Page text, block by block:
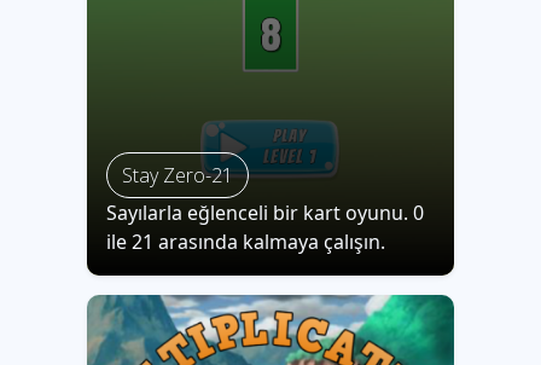
Stay Zero-21
Sayılarla eğlenceli bir kart oyunu. 0
ile 21 arasında kalmaya çalışın.